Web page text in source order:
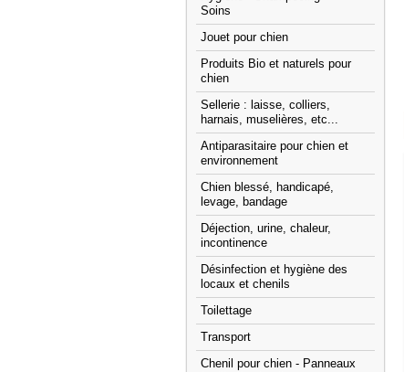
Soins
Jouet pour chien
Produits Bio et naturels pour
chien
Sellerie : laisse, colliers,
harnais, muselières, etc...
Antiparasitaire pour chien et
environnement
Chien blessé, handicapé,
levage, bandage
Déjection, urine, chaleur,
incontinence
Désinfection et hygiène des
locaux et chenils
Toilettage
Transport
Chenil pour chien - Panneaux